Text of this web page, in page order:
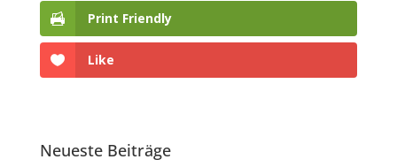
Print Friendly
Like
Neueste Beiträge